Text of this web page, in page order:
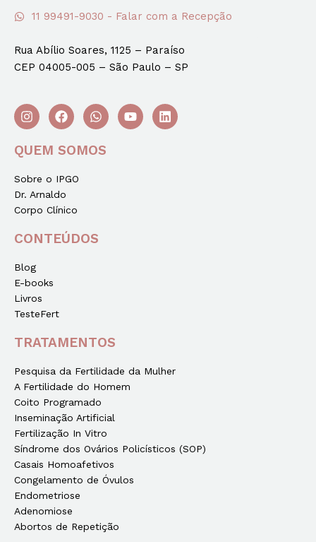
11 99491-9030 - Falar com a Recepção
Rua Abílio Soares, 1125 – Paraíso
CEP 04005-005 – São Paulo – SP
QUEM SOMOS
Sobre o IPGO
Dr. Arnaldo
Corpo Clínico
CONTEÚDOS
Blog
E-books
Livros
TesteFert
TRATAMENTOS
Pesquisa da Fertilidade da Mulher
A Fertilidade do Homem
Coito Programado
Inseminação Artificial
Fertilização In Vitro
Síndrome dos Ovários Policísticos (SOP)
Casais Homoafetivos
Congelamento de Óvulos
Endometriose
Adenomiose
Abortos de Repetição